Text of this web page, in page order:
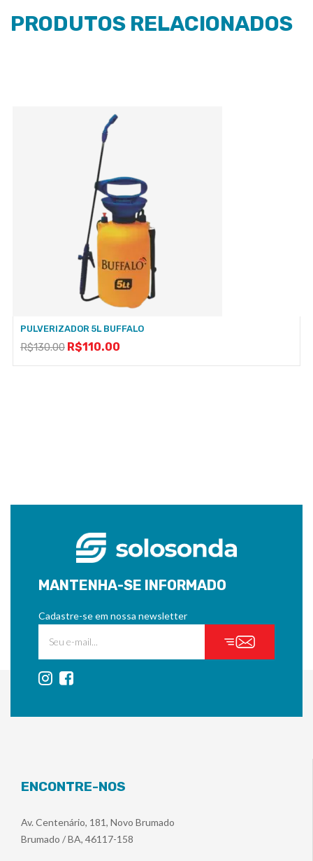
PRODUTOS RELACIONADOS
PULVERIZADOR 5L BUFFALO
R$130.00 R$110.00
MANTENHA-SE INFORMADO
Cadastre-se em nossa newsletter
ENCONTRE-NOS
Av. Centenário, 181, Novo Brumado
Brumado / BA, 46117-158